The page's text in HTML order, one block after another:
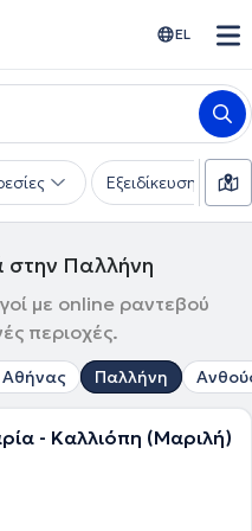
EL
Εξειδίκευση
στην Παλλήνη
με online ραντεβού
περιοχές.
Αθήνας Παλλήνη
- Καλλιόπη (Μαριλή)